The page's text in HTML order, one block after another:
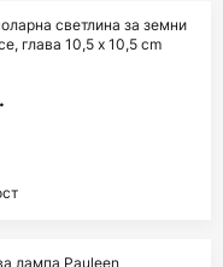
светлина за земни
глава 10,5 x 10,5 cm